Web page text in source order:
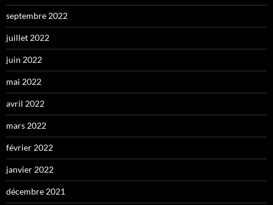
septembre 2022
juillet 2022
juin 2022
mai 2022
avril 2022
mars 2022
février 2022
janvier 2022
décembre 2021